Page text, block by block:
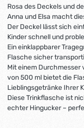
Rosa des Deckels und
Anna und Elsa macht
Der Deckel lässt sich
Kinder schnell und
Ein einklappbarer
Flasche sicher
Mit einem Durchmesser
von 500 ml bietet die
Lieblingsgetränke Ihrer
Diese Trinkflasche ist
echter Hingucker –